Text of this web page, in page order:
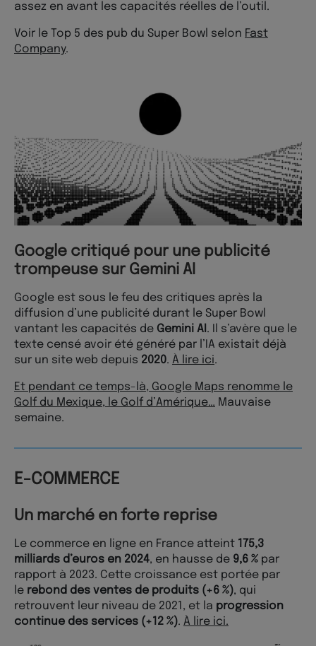
assez en avant les capacités réelles de l’outil.
Voir le Top 5 des pub du Super Bowl selon Fast
Company.
Google critiqué pour une publicité
trompeuse sur Gemini AI
Google est sous le feu des critiques après la
diffusion d’une publicité durant le Super Bowl
vantant les capacités de Gemini AI . Il s’avère que le
texte censé avoir été généré par l’IA existait déjà
sur un site web depuis 2020. À lire ici.
Et pendant ce temps-là, Google Maps renomme le
Golf du Mexique, le Golf d’Amérique… Mauvaise
semaine.
E-COMMERCE
Un marché en forte reprise
Le commerce en ligne en France atteint 175,3
milliards d’euros en 2024, en hausse de 9,6 % par
rapport à 2023. Cette croissance est portée par
le rebond des ventes de produits (+6 %), qui
retrouvent leur niveau de 2021, et la progression
continue des services (+12 %). À lire ici.